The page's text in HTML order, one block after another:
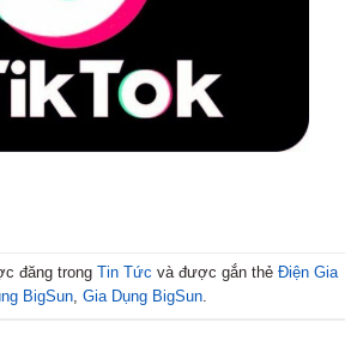
đăng trong Tin Tức và được gắn thẻ Điện Gia
BigSun, Gia Dụng BigSun.